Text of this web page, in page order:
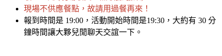
現場不供應餐點，故請用過餐再來！
報到時間是 19:00，活動開始時間是19:30，大約有 30 分
鐘時間讓大夥兒閒聊天交誼一下。